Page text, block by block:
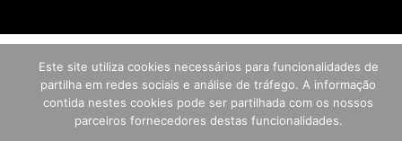
Este site utiliza cookies necessários para funcionalidades de
partilha em redes sociais e análise de tráfego. A informação
contida nestes cookies pode ser partilhada com os nossos
parceiros fornecedores destas funcionalidades.